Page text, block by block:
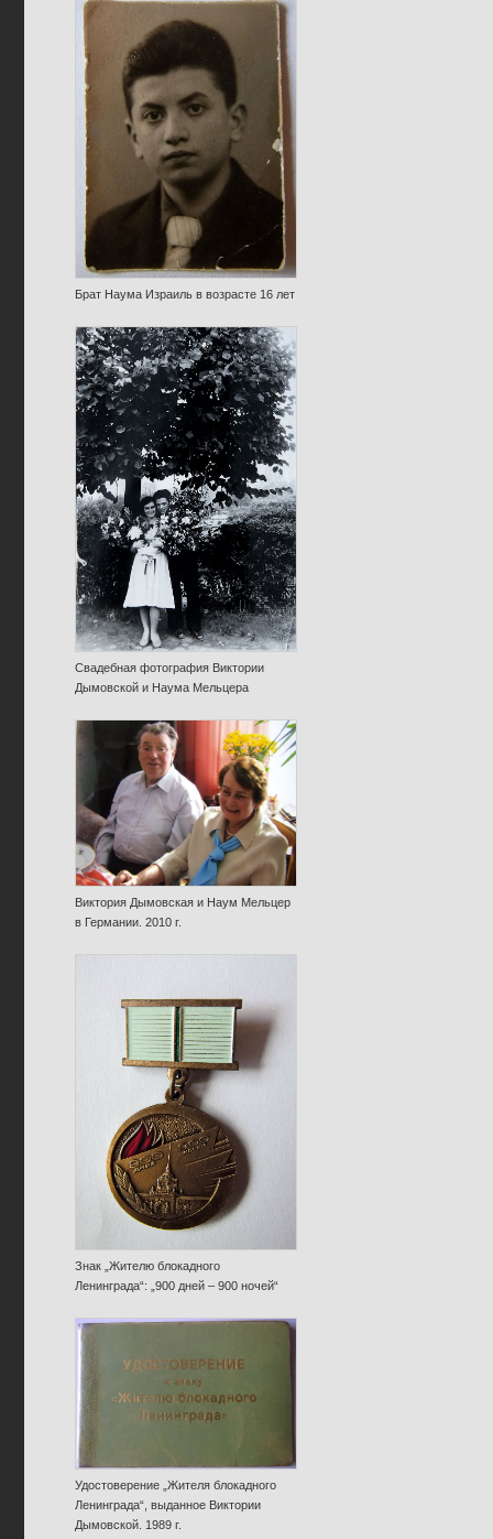
Брат Наума Израиль в возрасте 16 лет
Свадебная фотография Виктории
Дымовской и Наума Мельцера
Виктория Дымовская и Наум Мельцер
в Германии. 2010 г.
Знак „Жителю блокадного
Ленинграда“: „900 дней – 900 ночей“
Удостоверение „Жителя блокадного
Ленинграда“, выданное Виктории
Дымовской. 1989 г.